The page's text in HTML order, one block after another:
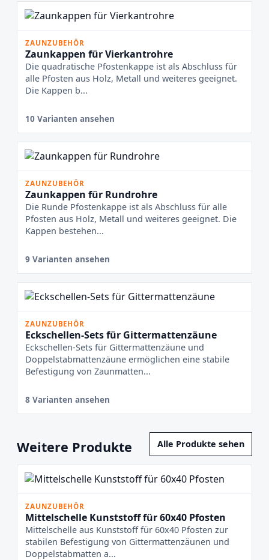
ZAUNZUBEHÖR
Zaunkappen für Vierkantrohre
Die quadratische Pfostenkappe ist als Abschluss für
alle Pfosten aus Holz, Metall und weiteres geeignet.
Die Kappen b...
10 Varianten ansehen
ZAUNZUBEHÖR
Zaunkappen für Rundrohre
Die Runde Pfostenkappe ist als Abschluss für alle
Pfosten aus Holz, Metall und weiteres geeignet. Die
Kappen bestehen...
9 Varianten ansehen
ZAUNZUBEHÖR
Eckschellen-Sets für Gittermattenzäune
Eckschellen-Sets für Gittermattenzäune und
Doppelstabmattenzäune ermöglichen eine stabile
Befestigung von Zaunmatten...
8 Varianten ansehen
Weitere Produkte Alle Produkte sehen
ZAUNZUBEHÖR
Mittelschelle Kunststoff für 60x40 Pfosten
Mittelschelle aus Kunststoff für 60x40 Pfosten zur
stabilen Befestigung von Gittermattenzäunen und
Doppelstabmatten a...